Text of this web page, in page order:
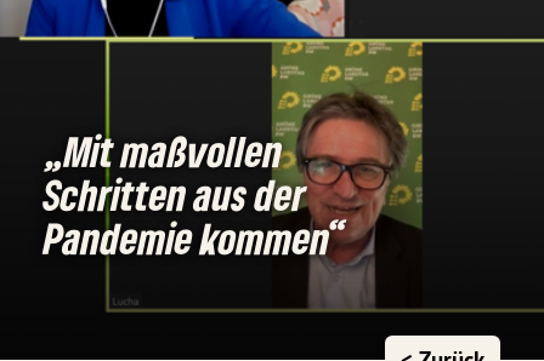
„Mit maßvollen
Schritten aus der
Pandemie kommen“